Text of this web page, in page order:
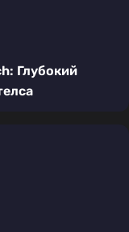
Глубокий